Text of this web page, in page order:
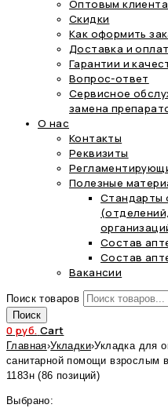
Оптовым
Скидки
Как оформить
Доставка и
Гарантии и
Вопрос-ответ
Сервисное
замена
О нас
Контакты
Реквизиты
Полезные
Стандарты
Состав
Состав
Вакансии
Поиск товаров
Поиск
0 руб. Cart
Главная›Укладки›Укладка для
санитарной помощи взрослым
1183н (86 позиций)
Выбрано: